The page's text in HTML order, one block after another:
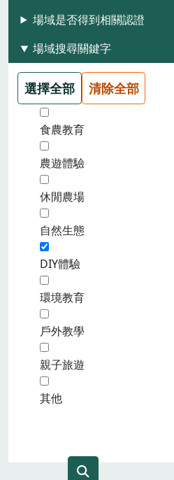
場域是否得到相關認證
場域搜尋關鍵字
選擇全部 清除全部
食農教育
農遊體驗
休閒農場
自然生態
DIY體驗
環境教育
戶外教學
親子旅遊
其他